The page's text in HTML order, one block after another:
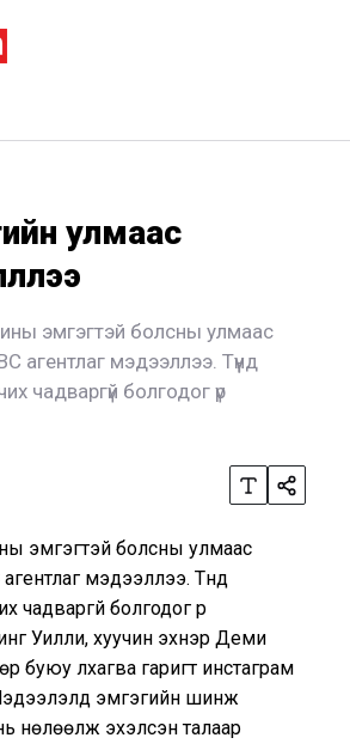
улмаас
эмгэгтэй болсны улмаас
агентлаг мэдээллээ. Түүнд
чадваргүй болгодог үр
эмгэгтэй болсны улмаас
мэдээллээ. Түүнд
болгодог үр
Уилли, хуучин эхнэр Деми
буюу лхагва гаригт инстаграм
эмгэгийн шинж
нөлөөлж эхэлсэн талаар